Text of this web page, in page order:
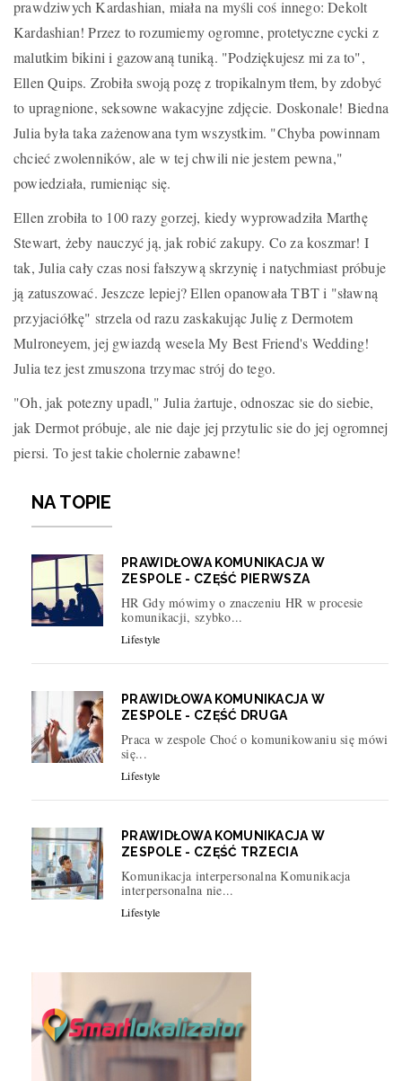
prawdziwych Kardashian, miała na myśli coś innego: Dekolt
Kardashian! Przez to rozumiemy ogromne, protetyczne cycki z
malutkim bikini i gazowaną tuniką. "Podziękujesz mi za to",
Ellen Quips. Zrobiła swoją pozę z tropikalnym tłem, by zdobyć
to upragnione, seksowne wakacyjne zdjęcie. Doskonale! Biedna
Julia była taka zażenowana tym wszystkim. "Chyba powinnam
chcieć zwolenników, ale w tej chwili nie jestem pewna,"
powiedziała, rumieniąc się.
Ellen zrobiła to 100 razy gorzej, kiedy wyprowadziła Marthę
Stewart, żeby nauczyć ją, jak robić zakupy. Co za koszmar! I
tak, Julia cały czas nosi fałszywą skrzynię i natychmiast próbuje
ją zatuszować. Jeszcze lepiej? Ellen opanowała TBT i "sławną
przyjaciółkę" strzela od razu zaskakując Julię z Dermotem
Mulroneyem, jej gwiazdą wesela My Best Friend's Wedding!
Julia tez jest zmuszona trzymac strój do tego.
"Oh, jak potezny upadl," Julia żartuje, odnoszac sie do siebie,
jak Dermot próbuje, ale nie daje jej przytulic sie do jej ogromnej
piersi. To jest takie cholernie zabawne!
NA TOPIE
PRAWIDŁOWA KOMUNIKACJA W
ZESPOLE - CZĘŚĆ PIERWSZA
HR Gdy mówimy o znaczeniu HR w procesie
komunikacji, szybko...
Lifestyle
PRAWIDŁOWA KOMUNIKACJA W
ZESPOLE - CZĘŚĆ DRUGA
Praca w zespole Choć o komunikowaniu się mówi
się...
Lifestyle
PRAWIDŁOWA KOMUNIKACJA W
ZESPOLE - CZĘŚĆ TRZECIA
Komunikacja interpersonalna Komunikacja
interpersonalna nie...
Lifestyle